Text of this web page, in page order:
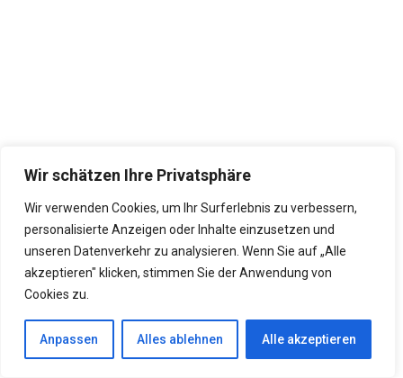
Wir schätzen Ihre Privatsphäre
Wir verwenden Cookies, um Ihr Surferlebnis zu verbessern,
personalisierte Anzeigen oder Inhalte einzusetzen und
unseren Datenverkehr zu analysieren. Wenn Sie auf „Alle
akzeptieren" klicken, stimmen Sie der Anwendung von
Cookies zu.
Anpassen Alles ablehnen Alle akzeptieren